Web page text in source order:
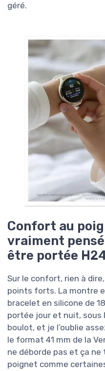
géré.
Confort au
vraiment
être portée
Sur le confort, rien à
points forts. La montre
bracelet en silicone de
portée jour et nuit, sous
boulot, et je l’oublie
le format 41 mm de la
ne déborde pas et ça ne
poignet comme